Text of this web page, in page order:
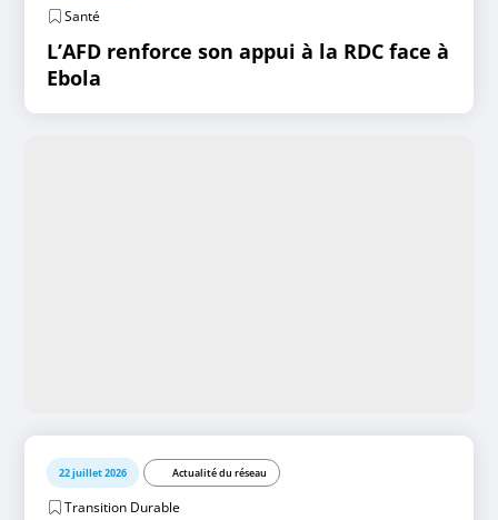
Santé
L’AFD renforce son appui à la RDC face à
Ebola
22 juillet 2026 Actualité du réseau
Transition Durable